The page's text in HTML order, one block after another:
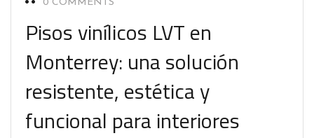
0 COMMENTS
Pisos vinílicos LVT en
Monterrey: una solución
resistente, estética y
funcional para interiores